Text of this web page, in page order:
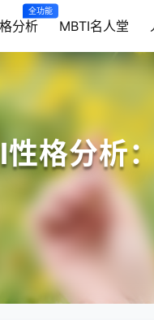
分析
全功能
MBTI名人堂
格分析